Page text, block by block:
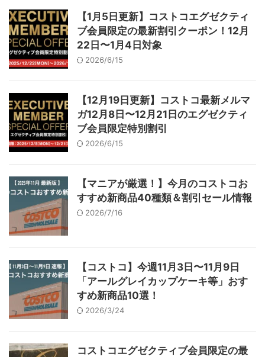
【1月5日更新】コストコエグゼクティ
ブ会員限定の最新割引クーポン！12月
22日〜1月4日対象
2026/6/15
【12月19日更新】コストコ最新メルマ
ガ12月8日〜12月21日のエグゼクティ
ブ会員限定特別割引
2026/6/15
【マニアが厳選！】今月のコストコお
すすめ新商品40種類＆割引セール情報
2026/7/16
【コストコ】今週11月3日〜11月9日
「アールグレイカップケーキ等」おす
すめ新商品10選！
2026/3/24
コストコエグゼクティブ会員限定の最